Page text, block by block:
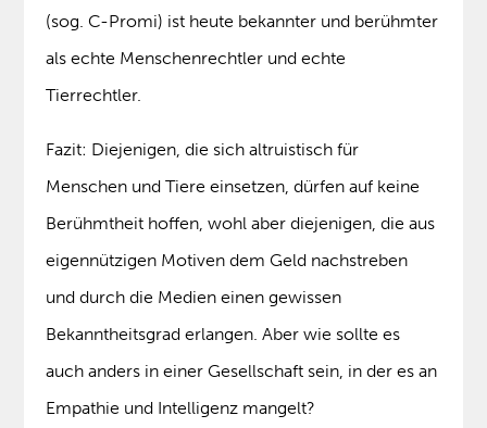
(sog. C-Promi) ist heute bekannter und berühmter
als echte Menschenrechtler und echte
Tierrechtler.
Fazit: Diejenigen, die sich altruistisch für
Menschen und Tiere einsetzen, dürfen auf keine
Berühmtheit hoffen, wohl aber diejenigen, die aus
eigennützigen Motiven dem Geld nachstreben
und durch die Medien einen gewissen
Bekanntheitsgrad erlangen. Aber wie sollte es
auch anders in einer Gesellschaft sein, in der es an
Empathie und Intelligenz mangelt?